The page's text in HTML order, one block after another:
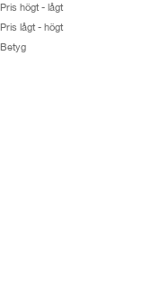
Pris högt - lågt
Pris lågt - högt
Betyg